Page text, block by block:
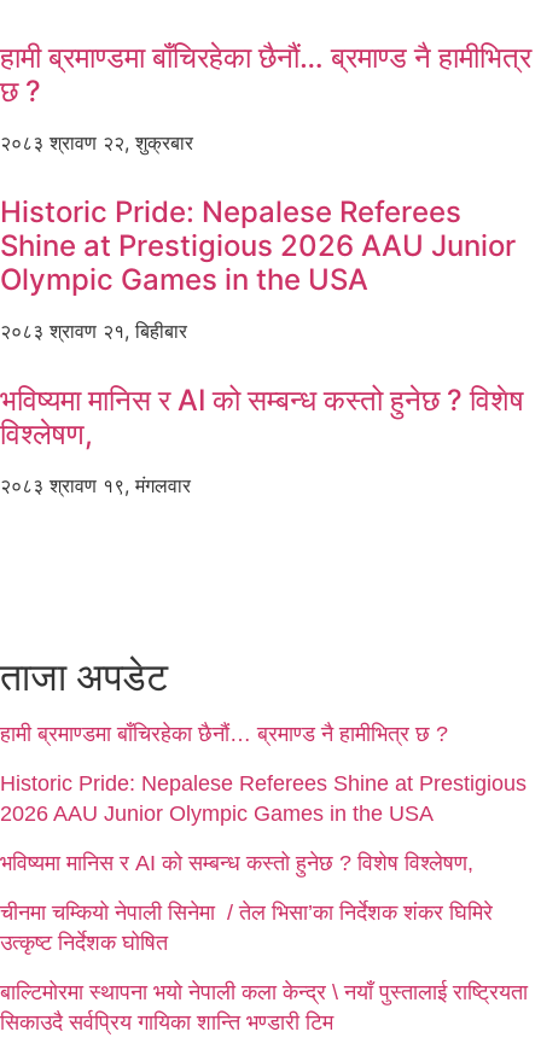
हामी ब्रमाण्डमा बाँचिरहेका छैनौं… ब्रमाण्ड नै हामीभित्र
छ ?
२०८३ श्रावण २२, शुक्रबार
Historic Pride: Nepalese Referees
Shine at Prestigious 2026 AAU Junior
Olympic Games in the USA
२०८३ श्रावण २१, बिहीबार
भविष्यमा मानिस र AI को सम्बन्ध कस्तो हुनेछ ? विशेष
विश्लेषण,
२०८३ श्रावण १९, मंगलवार
ताजा अपडेट
हामी ब्रमाण्डमा बाँचिरहेका छैनौं… ब्रमाण्ड नै हामीभित्र छ ?
Historic Pride: Nepalese Referees Shine at Prestigious
2026 AAU Junior Olympic Games in the USA
भविष्यमा मानिस र AI को सम्बन्ध कस्तो हुनेछ ? विशेष विश्लेषण,
चीनमा चम्कियो नेपाली सिनेमा / तेल भिसा’का निर्देशक शंकर घिमिरे
उत्कृष्ट निर्देशक घोषित
बाल्टिमोरमा स्थापना भयो नेपाली कला केन्द्र \ नयाँ पुस्तालाई राष्ट्रियता
सिकाउदै सर्वप्रिय गायिका शान्ति भण्डारी टिम